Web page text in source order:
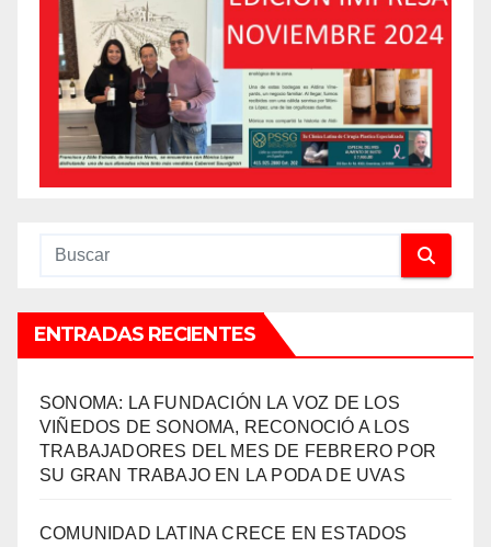
ENTRADAS RECIENTES
SONOMA: LA FUNDACIÓN LA VOZ DE LOS
VIÑEDOS DE SONOMA, RECONOCIÓ A LOS
TRABAJADORES DEL MES DE FEBRERO POR
SU GRAN TRABAJO EN LA PODA DE UVAS
COMUNIDAD LATINA CRECE EN ESTADOS